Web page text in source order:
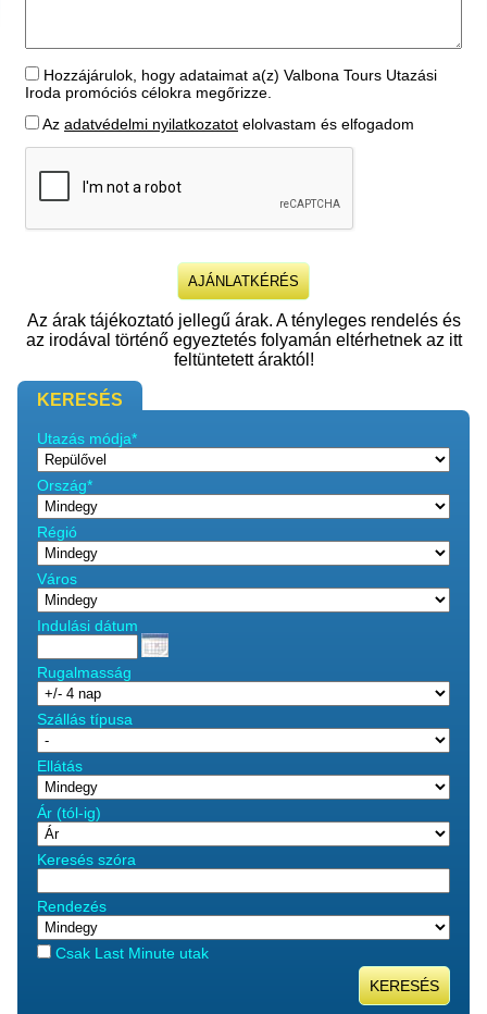
Hozzájárulok, hogy adataimat a(z) Valbona Tours Utazási
Iroda promóciós célokra megőrizze.
Az adatvédelmi nyilatkozatot elolvastam és elfogadom
Az árak tájékoztató jellegű árak. A tényleges rendelés és
az irodával történő egyeztetés folyamán eltérhetnek az itt
feltüntetett áraktól!
KERESÉS
Utazás módja*
Ország*
Régió
Város
Indulási dátum
Rugalmasság
Szállás típusa
Ellátás
Ár (tól-ig)
Keresés szóra
Rendezés
Csak Last Minute utak
KERESÉS